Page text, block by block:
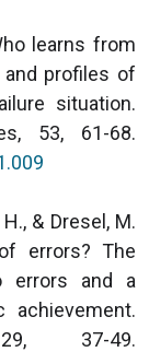
learns from
profiles of
situation.
53, 61-68.
& Dresel, M.
errors? The
errors and a
37-49.